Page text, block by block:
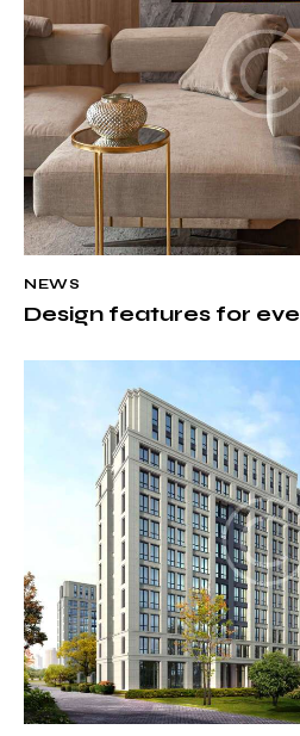
NEWS
Design features for